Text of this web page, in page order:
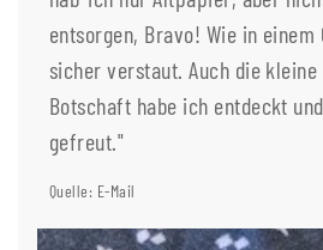
entsorgen, Bravo! Wie in
sicher verstaut. Auch die
Botschaft habe ich entdeckt
gefreut."
Quelle: E-Mail